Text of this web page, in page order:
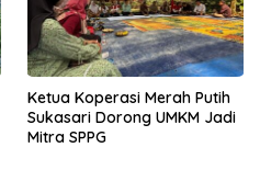
Ketua Koperasi Merah Putih
Sukasari Dorong UMKM Jadi
Mitra SPPG